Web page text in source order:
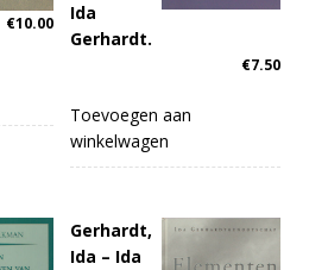
€10.00
Ida
Gerhardt.
€7.50
Toevoegen aan
winkelwagen
Gerhardt,
Ida – Ida